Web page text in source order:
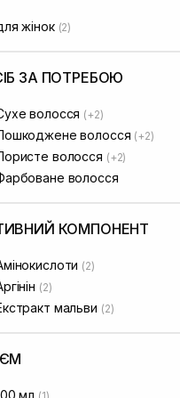
жінок (2)
ЗА ПОТРЕБОЮ
волосся (+2)
волосся (+2)
волосся (+2)
волосся
КОМПОНЕНТ
(2)
(2)
мальви (2)
мл (1)